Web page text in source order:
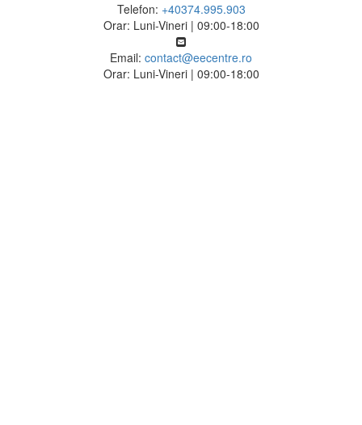
Telefon: +40374.995.903
Orar: Luni-Vineri | 09:00-18:00
Email: contact@eecentre.ro
Orar: Luni-Vineri | 09:00-18:00